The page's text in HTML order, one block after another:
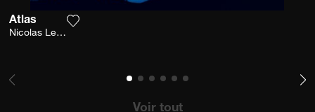
Atlas
Nicolas Leconte
Voir tout